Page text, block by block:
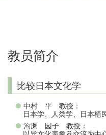
教员简介
比较日本文化学
中村 平 教授：
日本学、人类学、日本植
沟渊 园子 教授：